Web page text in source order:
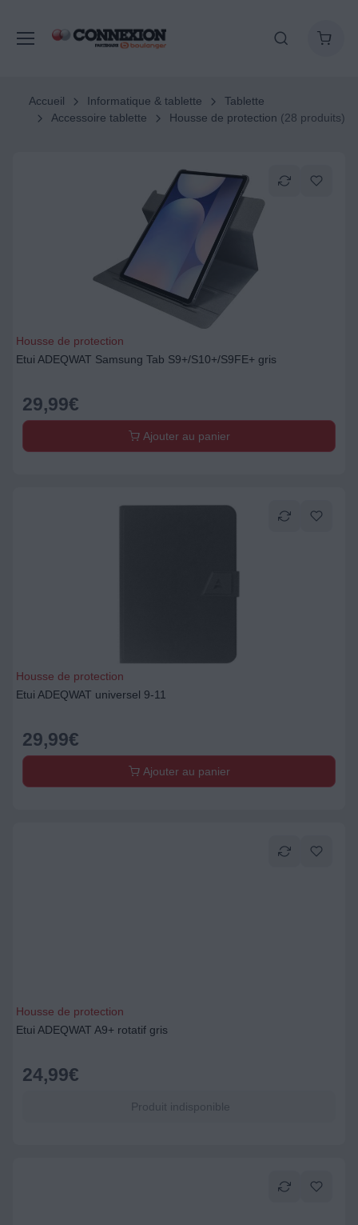
Accueil Informatique & tablette
Tablette
Accessoire tablette
Housse de protection (28 produits)
Housse de protection
Etui ADEQWAT Samsung Tab S9+/S10+/S9FE+ gris
29,99€
Ajouter au panier
Housse de protection
Etui ADEQWAT universel 9-11
29,99€
Ajouter au panier
Housse de protection
Etui ADEQWAT A9+ rotatif gris
24,99€
Produit indisponible